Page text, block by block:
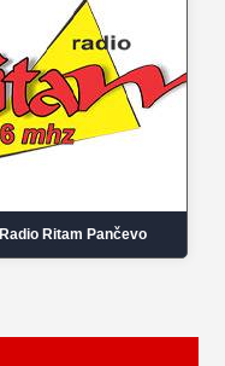
Radio Ritam Pančevo